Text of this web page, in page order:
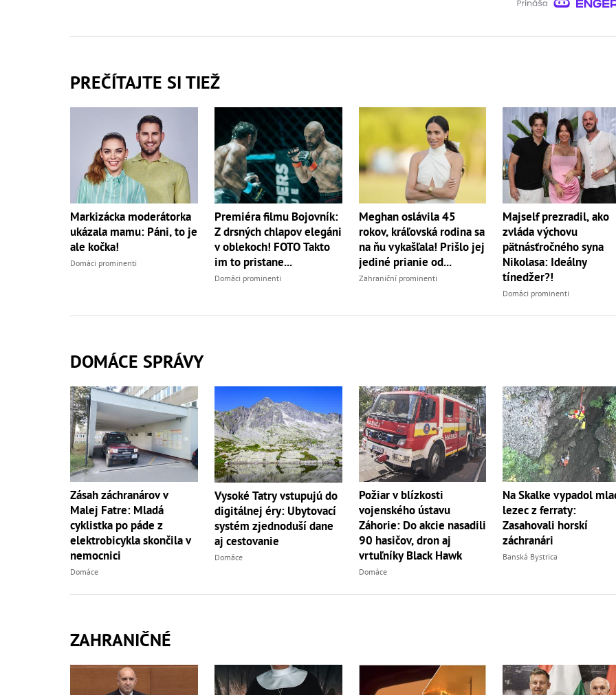
PREČÍTAJTE SI TIEŽ
Markizácka moderátorka
ukázala mamu: Páni, to je
ale kočka!
Domáci prominenti
Premiéra filmu Bojovník:
Z drsných chlapov elegáni
v oblekoch! FOTO Takto
im to pristane...
Domáci prominenti
Meghan oslávila 45
rokov, kráľovská rodina sa
na ňu vykašľala! Prišlo jej
jediné prianie od...
Zahraniční prominenti
Majself prezradil, ako
zvláda výchovu
pätnásťročného syna
Nikolasa: Ideálny
tínedžer?!
Domáci prominenti
DOMÁCE SPRÁVY
Zásah záchranárov v
Malej Fatre: Mladá
cyklistka po páde z
elektrobicykla skončila v
nemocnici
Domáce
Vysoké Tatry vstupujú do
digitálnej éry: Ubytovací
systém zjednoduší dane
aj cestovanie
Domáce
Požiar v blízkosti
vojenského ústavu
Záhorie: Do akcie nasadili
90 hasičov, dron aj
vrtuľníky Black Hawk
Domáce
Na Skalke vypadol
lezec z ferraty:
Zasahovali horskí
záchranári
Banská Bystrica
ZAHRANIČNÉ